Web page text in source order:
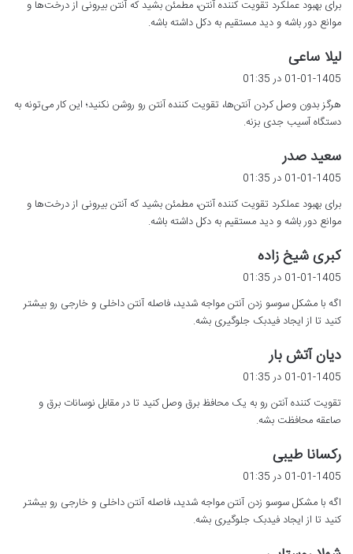
برای بهبود عملکرد تقویت کننده آنتن، مطمئن بشید که آنتن بیرونی از درخت‌ها و
موانع دور باشه و دید مستقیم به دکل داشته باشه.
لیلا ساعی
ف
:
01-01-1405 در 01:35
هرگز بدون وصل کردن آنتن‌ها، تقویت کننده آنتن رو روشن نکنید؛ این کار می‌تونه به
دستگاه آسیب جدی بزنه.
سعید صدر
ت
:
01-01-1405 در 01:35
برای بهبود عملکرد تقویت کننده آنتن، مطمئن بشید که آنتن بیرونی از درخت‌ها و
موانع دور باشه و دید مستقیم به دکل داشته باشه.
کبری شیخ زاده
:
01-01-1405 در 01:35
اگه با مشکل سوسو زدن آنتن مواجه شدید، فاصله آنتن داخلی و خارجی رو بیشتر
کنید تا از ایجاد فیدبک جلوگیری بشه.
دیان آتش بار
ف
:
01-01-1405 در 01:35
تقویت کننده آنتن رو به یک محافظ برق وصل کنید تا در مقابل نوسانات برق و
صاعقه محافظت بشه.
رکسانا طیبی
ف
:
01-01-1405 در 01:35
اگه با مشکل سوسو زدن آنتن مواجه شدید، فاصله آنتن داخلی و خارجی رو بیشتر
کنید تا از ایجاد فیدبک جلوگیری بشه.